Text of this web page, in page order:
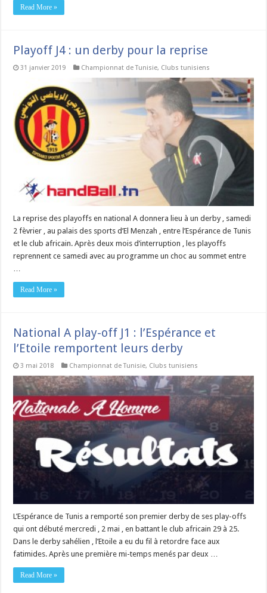
Read More »
Playoff J4 : un derby pour la reprise
31 janvier 2019 Championnat de Tunisie, Clubs tunisiens
La reprise des playoffs en national A donnera lieu à un derby , samedi
2 fèvrier , au palais des sports d’El Menzah , entre l’Espérance de Tunis
et le club africain. Après deux mois d’interruption , les playoffs
reprennent ce samedi avec au programme un choc au sommet entre
…
Read More »
National A play-off J1 : l’Espérance et
l’Etoile remportent leurs derby
3 mai 2018 Championnat de Tunisie, Clubs tunisiens
L’Espérance de Tunis a remporté son premier derby de ses play-offs
qui ont débuté mercredi , 2 mai , en battant le club africain 29 à 25.
Dans le derby sahélien , l’Etoile a eu du fil à retordre face aux
fatimides. Après une première mi-temps menés par deux …
Read More »